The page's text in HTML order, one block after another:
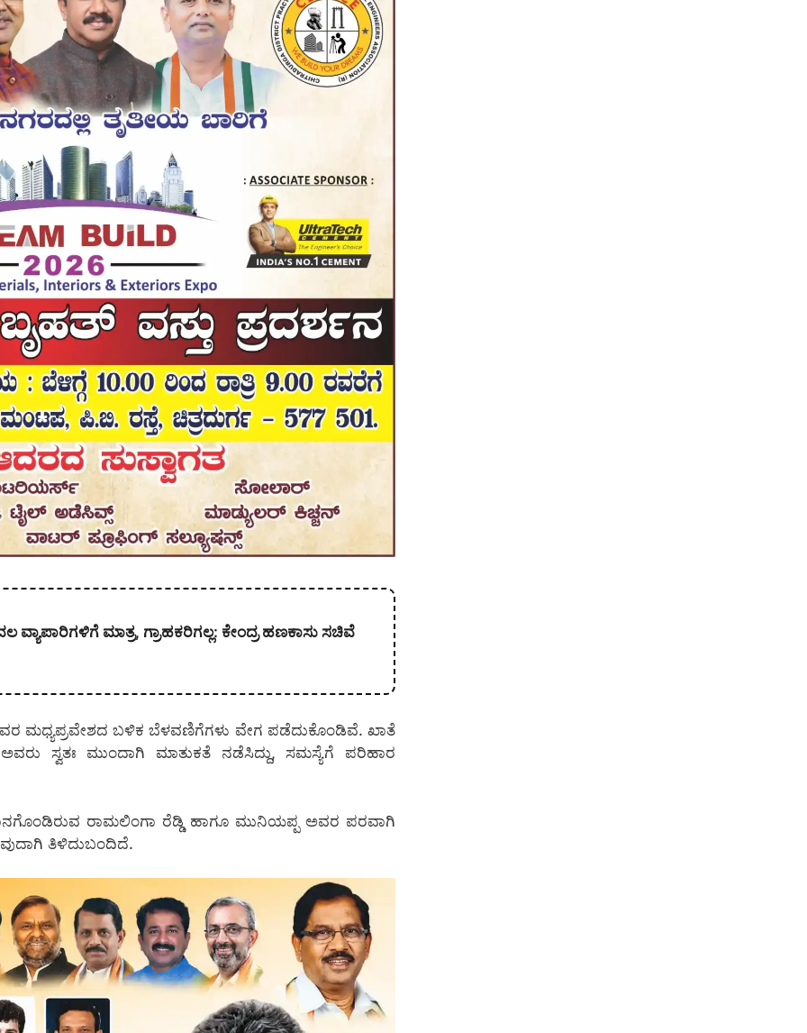
ವ್ಯಾಪಾರಿಗಳಿಗೆ ಮಾತ್ರ, ಗ್ರಾಹಕರಿಗಲ್ಲ: ಕೇಂದ್ರ ಹಣಕಾಸು ಸಚಿವೆ
ಮಧ್ಯಪ್ರವೇಶದ ಬಳಿಕ ಬೆಳವಣಿಗೆಗಳು ವೇಗ ಪಡೆದುಕೊಂಡಿವೆ. ಖಾತೆ
ಸ್ವತಃ ಮುಂದಾಗಿ ಮಾತುಕತೆ ನಡೆಸಿದ್ದು, ಸಮಸ್ಯೆಗೆ ಪರಿಹಾರ
ರಾಮಲಿಂಗಾ ರೆಡ್ಡಿ ಹಾಗೂ ಮುನಿಯಪ್ಪ ಅವರ ಪರವಾಗಿ
ತಿಳಿದುಬಂದಿದೆ.